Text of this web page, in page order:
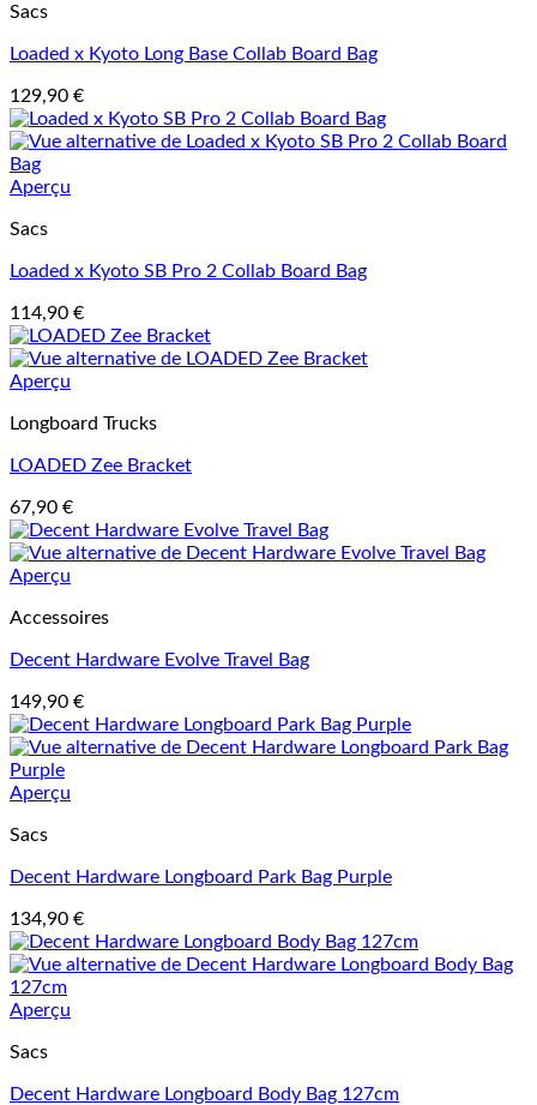
Sacs
Loaded x Kyoto Long Base Collab Board Bag
129,90 €
Aperçu
Sacs
Loaded x Kyoto SB Pro 2 Collab Board Bag
114,90 €
Aperçu
Longboard Trucks
LOADED Zee Bracket
67,90 €
Aperçu
Accessoires
Decent Hardware Evolve Travel Bag
149,90 €
Aperçu
Sacs
Decent Hardware Longboard Park Bag Purple
134,90 €
Aperçu
Sacs
Decent Hardware Longboard Body Bag 127cm